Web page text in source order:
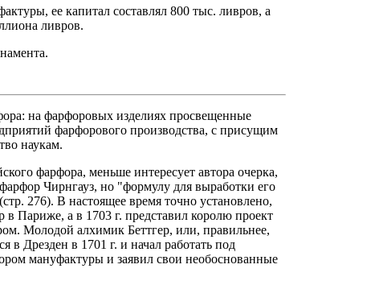
ее капитал составлял 800 тыс. ливров, а
ливров.
на фарфоровых изделиях просвещенные
фарфорового производства, с присущим
наукам.
фарфора, меньше интересует автора очерка,
Чирнгауз, но "формулу для выработки его
276). В настоящее время точно установлено,
Париже, а в 1703 г. представил королю проект
Молодой алхимик Беттгер, или, правильнее,
в Дрезден в 1701 г. и начал работать под
мануфактуры и заявил свои необоснованные